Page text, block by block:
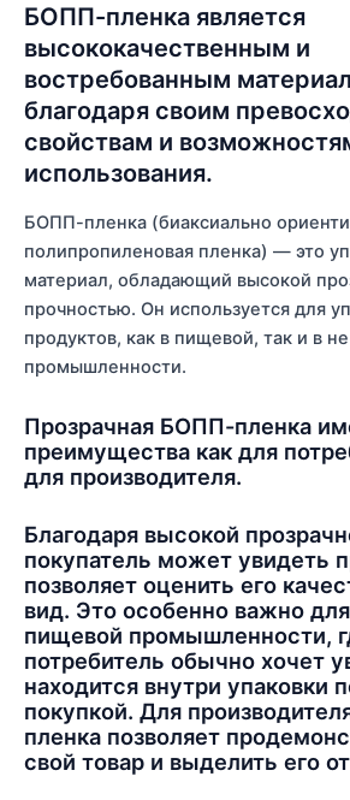
БОПП-пленка является
высококачественным и
востребованным
благодаря своим
свойствам и
использования.
БОПП-пленка (биаксиально
полипропиленовая пленка) — это
материал, обладающий высокой
прочностью. Он используется для
продуктов, как в пищевой, так и в
промышленности.
Прозрачная БОПП-пленка
преимущества как для
для производителя.
Благодаря высокой
покупатель может увидеть
позволяет оценить его
вид. Это особенно важно
пищевой промышленности,
потребитель обычно хочет
находится внутри упаковки
покупкой. Для
пленка позволяет
свой товар и выделить его